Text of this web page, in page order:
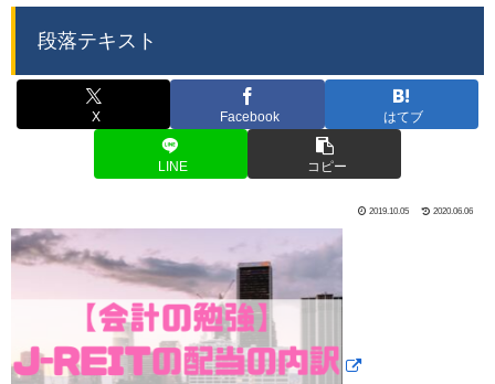
段落テキスト
X Facebook はてブ
LINE コピー
2019.10.05 2020.06.06